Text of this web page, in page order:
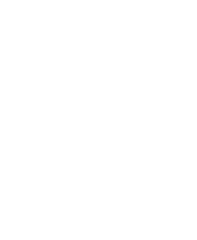
、西藏、内蒙古、宁夏、海南、青海)不发货